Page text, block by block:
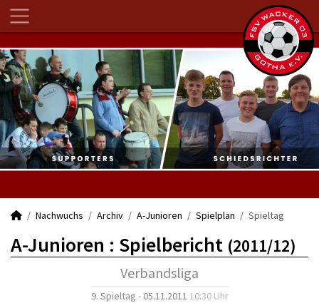
Nachwuchs Archiv A-Junioren Spielplan Spieltag
A-Junioren : Spielbericht (2011/12)
Verbandsliga
9. Spieltag - 05.11.2011 10:30 Uhr